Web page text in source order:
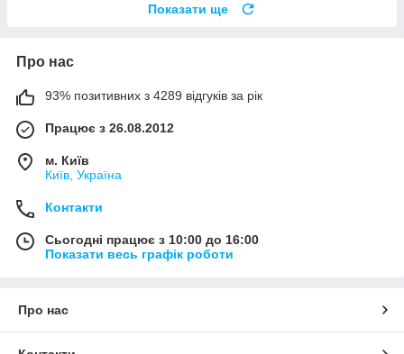
Показати ще
Про нас
93% позитивних з 4289 відгуків за рік
Працює з 26.08.2012
м. Київ
Київ, Україна
Контакти
Сьогодні працює з 10:00 до 16:00
Показати весь графік роботи
Про нас